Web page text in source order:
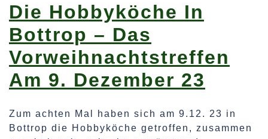
Die Hobbyköche In
Bottrop – Das
Vorweihnachtstreffen
Am 9. Dezember 23
Zum achten Mal haben sich am 9.12. 23 in
Bottrop die Hobbyköche getroffen, zusammen